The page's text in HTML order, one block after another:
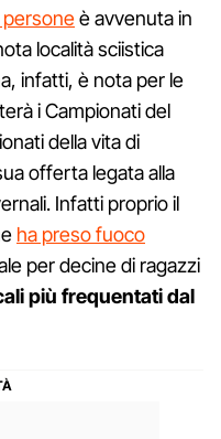
personeè avvenuta in
località sciistica
infatti, è nota per le
i Campionati del
della vita di
offerta legata alla
Infatti proprio il
ha preso fuoco
per decine di ragazzi
più frequentati dal